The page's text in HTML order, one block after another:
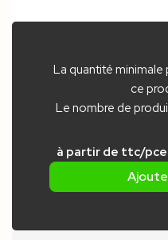
La quantité
ce
Le nombre de
à partir de ttc/pce